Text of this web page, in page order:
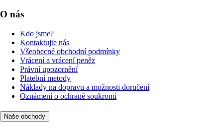
O nás
Kdo jsme?
Kontaktujte nás
Všeobecné obchodní podmínky
Vrácení a vrácení peněz
Právní upozornění
Platební metody
Náklady na dopravu a možnosti doručení
Oznámení o ochraně soukromí
Naše obchody